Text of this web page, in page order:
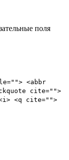
поля
<abbr
cite="">
<q cite="">